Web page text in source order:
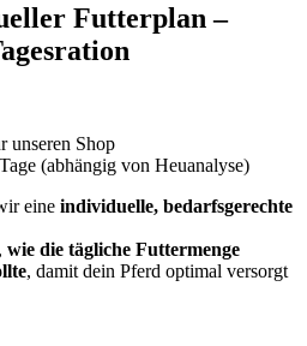
Futterplan –
unseren Shop
(abhängig von Heuanalyse)
eine individuelle, bedarfsgerechte
wie die tägliche Futtermenge
, damit dein Pferd optimal versorgt